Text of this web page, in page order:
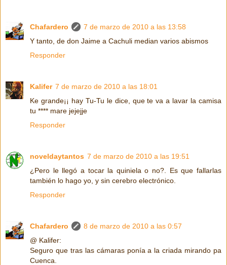
Chafardero
7 de marzo de 2010 a las 13:58
Y tanto, de don Jaime a Cachuli median varios abismos
Responder
Kalifer 7 de marzo de 2010 a las 18:01
Ke grande¡¡ hay Tu-Tu le dice, que te va a lavar la camisa
tu **** mare jejejje
Responder
noveldaytantos 7 de marzo de 2010 a las 19:51
¿Pero le llegó a tocar la quiniela o no?. Es que fallarlas
también lo hago yo, y sin cerebro electrónico.
Responder
Chafardero
8 de marzo de 2010 a las 0:57
@ Kalifer:
Seguro que tras las cámaras ponía a la criada mirando pa
Cuenca.